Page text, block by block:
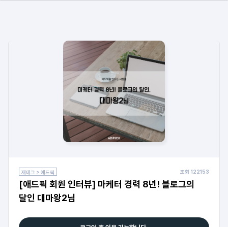
재테크 > 애드픽 조회 122153
[애드픽 회원 인터뷰] 마케터 경력 8년! 블로그의
달인 대마왕2님